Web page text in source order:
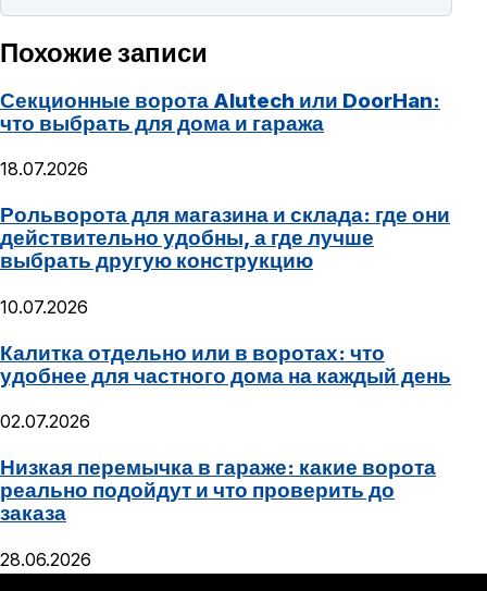
Похожие записи
Секционные ворота Alutech или DoorHan:
что выбрать для дома и гаража
18.07.2026
Рольворота для магазина и склада: где они
действительно удобны, а где лучше
выбрать другую конструкцию
10.07.2026
Калитка отдельно или в воротах: что
удобнее для частного дома на каждый день
02.07.2026
Низкая перемычка в гараже: какие ворота
реально подойдут и что проверить до
заказа
28.06.2026